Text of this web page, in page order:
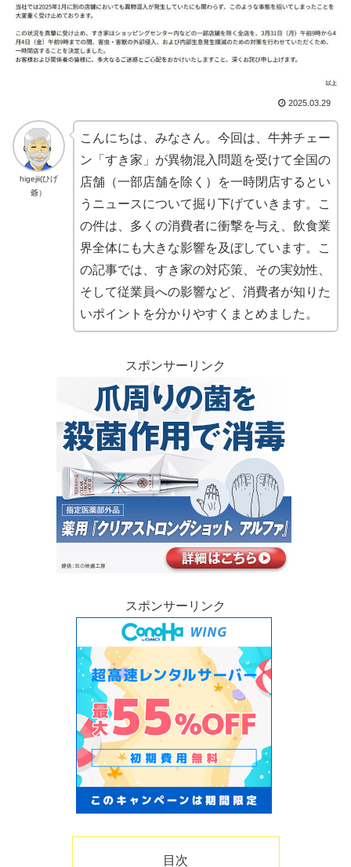
2025.03.29
higejii(ひげ
爺）
こんにちは、みなさん。今回は、牛丼チェー
ン「すき家」が異物混入問題を受けて全国の
店舗（一部店舗を除く）を一時閉店するとい
うニュースについて掘り下げていきます。こ
の件は、多くの消費者に衝撃を与え、飲食業
界全体にも大きな影響を及ぼしています。こ
の記事では、すき家の対応策、その実効性、
そして従業員への影響など、消費者が知りた
いポイントを分かりやすくまとめました。
スポンサーリンク
スポンサーリンク
目次